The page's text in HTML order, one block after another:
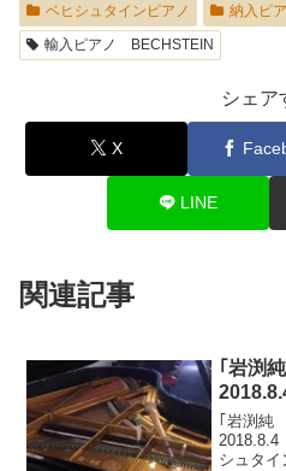
ベヒシュタインピアノ
納入ピ
輸入ピアノ BECHSTEIN
シェア
X
LINE
関連記事
｢岩渕
｢岩渕純
シュタイ